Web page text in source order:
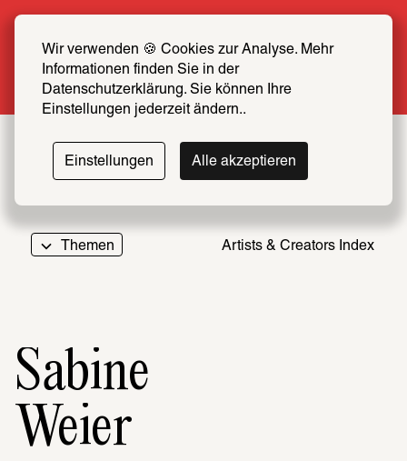
Wir verwenden 🍪 Cookies zur Analyse. Mehr
Informationen finden Sie in der
Datenschutzerklärung. Sie können Ihre
Einstellungen jederzeit ändern..
Einstellungen Alle akzeptieren
SCHIRN FREUND*IN werden
Mehr erfahren
Themen Artists & Creators Index
Sabine
Weier